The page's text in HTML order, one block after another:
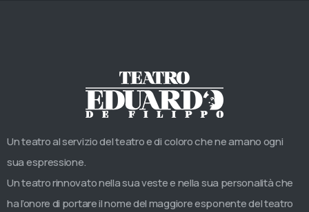
Un teatro al servizio del teatro e di coloro che ne amano ogni
sua espressione.
Un teatro rinnovato nella sua veste e nella sua personalità che
ha l’onore di portare il nome del maggiore esponente del teatro